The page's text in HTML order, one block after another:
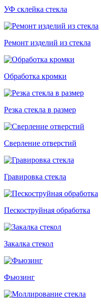
УФ склейка стекла
Ремонт изделий из стекла
Обработка кромки
Резка стекла в размер
Сверление отверстий
Гравировка стекла
Пескоструйная обработка
Закалка стекол
Фьюзинг